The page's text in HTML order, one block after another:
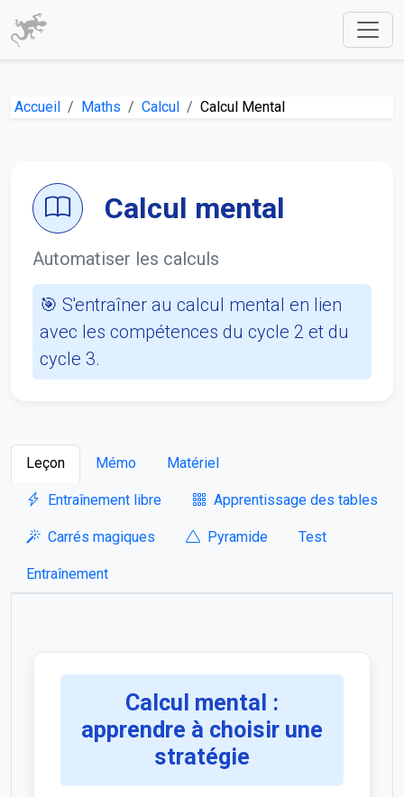
Accueil Maths Calcul Calcul Mental
Calcul mental
Automatiser les calculs
🎯 S'entraîner au calcul mental en lien
avec les compétences du cycle 2 et du
cycle 3.
Leçon Mémo Matériel
Entraînement libre Apprentissage des tables
Carrés magiques Pyramide Test
Entraînement
Calcul mental :
apprendre à choisir une
stratégie